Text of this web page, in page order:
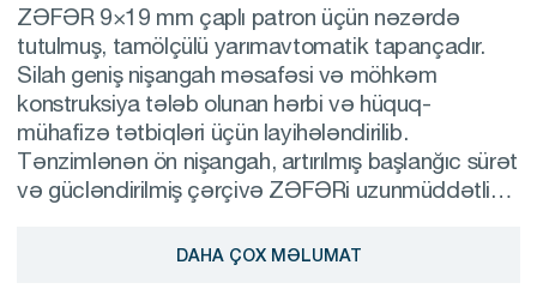
ZƏFƏR 9×19 mm çaplı patron üçün nəzərdə
tutulmuş, tamölçülü yarımavtomatik tapançadır.
Silah geniş nişangah məsafəsi və möhkəm
konstruksiya tələb olunan hərbi və hüquq-
mühafizə tətbiqləri üçün layihələndirilib.
Tənzimlənən ön nişangah, artırılmış başlanğıc sürət
və gücləndirilmiş çərçivə ZƏFƏRi uzunmüddətli
DAHA ÇOX MƏLUMAT